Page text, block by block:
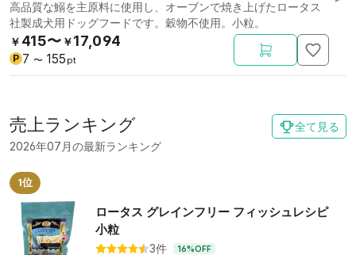
高品質な鰯を主原料に使用し、オーブンで焼き上げたロータス
社製成犬用ドッグフードです。穀物不使用。小粒。
￥ 415〜 ￥17,094
P 7 〜 155 pt
売上ランキング
2026年07月の最新ランキング
全て見る
1位
ロータス グレインフリー フィッシュレシピ
小粒
3件 16%OFF